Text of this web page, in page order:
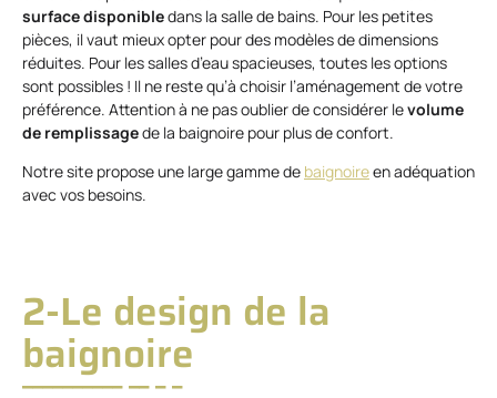
surface disponibledans la salle de bains. Pour les petites
pièces, il vaut mieux opter pour des modèles de dimensions
réduites. Pour les salles d’eau spacieuses, toutes les options
sont possibles ! Il ne reste qu’à choisir l’aménagement de votre
préférence. Attention à ne pas oublier de considérer levolume
de remplissagede la baignoire pour plus de confort.
Notre site propose une large gamme de baignoireen adéquation
avec vos besoins.
2-Le design de la
baignoire